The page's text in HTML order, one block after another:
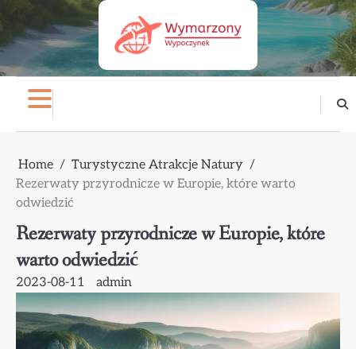
content
Home
Turystyczne Atrakcje Natury
Rezerwaty przyrodnicze w Europie, które warto
odwiedzić
Rezerwaty przyrodnicze w Europie, które
warto odwiedzić
2023-08-11 admin